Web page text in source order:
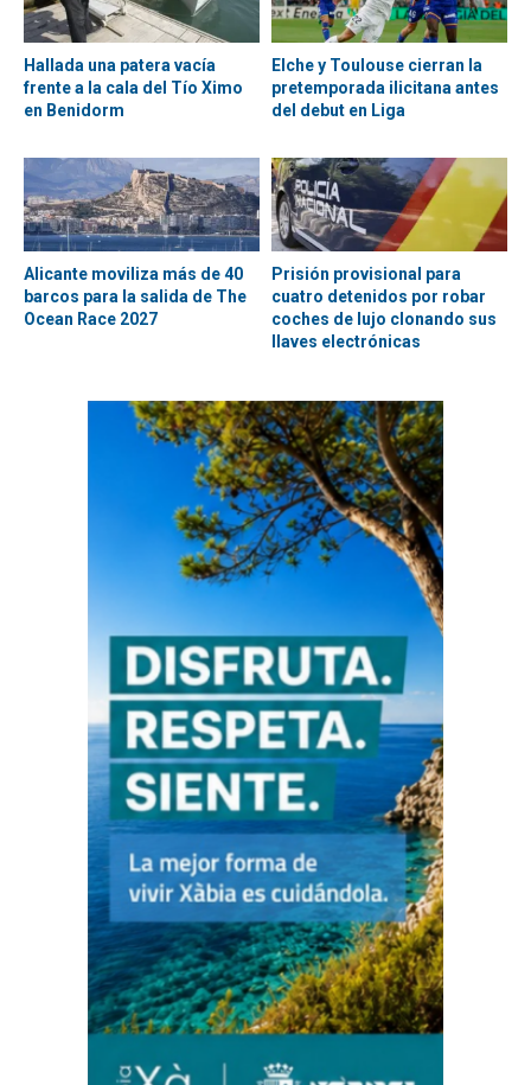
Hallada una patera vacía
frente a la cala del Tío Ximo
en Benidorm
Elche y Toulouse cierran la
pretemporada ilicitana antes
del debut en Liga
Alicante moviliza más de 40
barcos para la salida de The
Ocean Race 2027
Prisión provisional para
cuatro detenidos por robar
coches de lujo clonando sus
llaves electrónicas